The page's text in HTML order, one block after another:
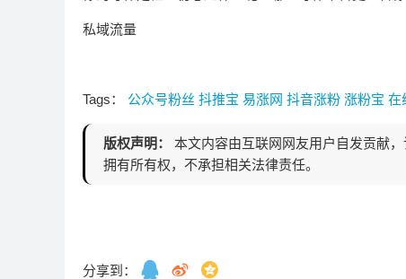
私域流量
Tags： 公众号粉丝 抖推宝 易涨网 抖音涨粉 涨粉宝 在
版权声明：
本文内容由互联网网友用户自发贡献
拥有所有权，不承担相关法律责任。
分享到：